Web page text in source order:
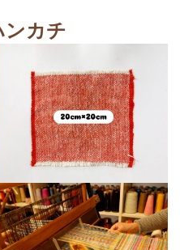
カチ